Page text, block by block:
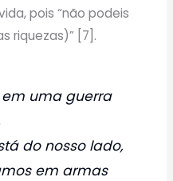
pois “não podeis
riquezas)” [7].
uma guerra
do nosso lado,
em armas